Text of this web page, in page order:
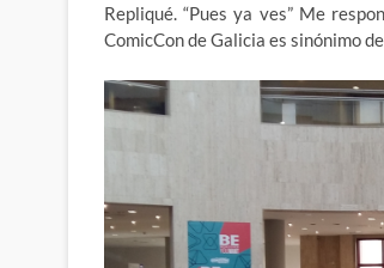
Repliqué. “Pues ya ves” Me
ComicCon de Galicia es sinónimo